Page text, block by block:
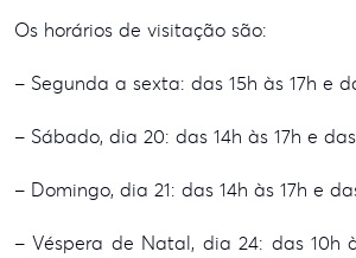
Os horários de visitação são:
– Segunda a sexta: das 15h às 17h e
– Sábado, dia 20: das 14h às 17h e
– Domingo, dia 21: das 14h às 17h e
– Véspera de Natal, dia 24: das 10h